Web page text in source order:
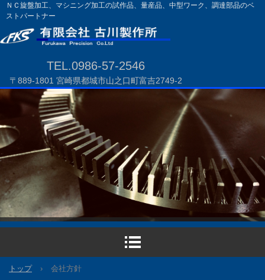
ＮＣ旋盤加工、マシニング加工の試作品、量産品、中型ワーク、調達部品のベ
ストパートナー
TEL.0986-57-2546
〒889-1801 宮崎県都城市山之口町富吉2749-2
トップ › 会社方針